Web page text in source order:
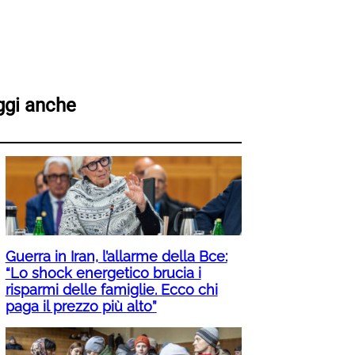
anche
Guerra in Iran, l’allarme della Bce:
“Lo shock energetico brucia i
risparmi delle famiglie. Ecco chi
paga il prezzo più alto”